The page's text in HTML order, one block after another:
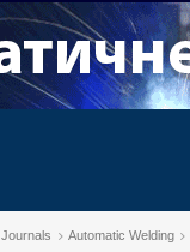
Journals Automatic Welding